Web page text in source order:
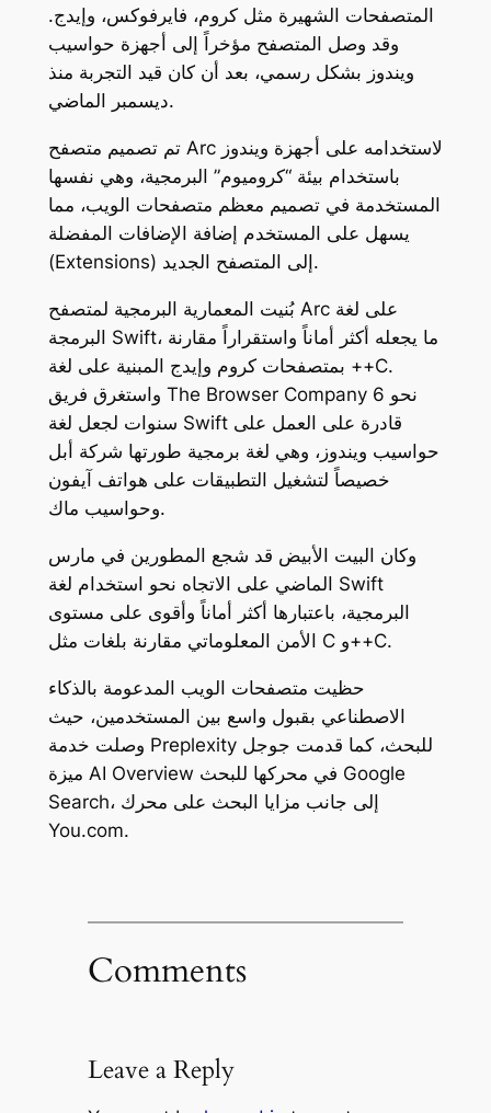
المتصفحات الشهيرة مثل كروم، فايرفوكس، وإيدج.
وقد وصل المتصفح مؤخراً إلى أجهزة حواسيب
ويندوز بشكل رسمي، بعد أن كان قيد التجربة منذ
ديسمبر الماضي.
تم تصميم متصفح Arc لاستخدامه على أجهزة ويندوز
باستخدام بيئة “كروميوم” البرمجية، وهي نفسها
المستخدمة في تصميم معظم متصفحات الويب، مما
يسهل على المستخدم إضافة الإضافات المفضلة
(Extensions) إلى المتصفح الجديد.
بُنيت المعمارية البرمجية لمتصفح Arc على لغة
البرمجة Swift، ما يجعله أكثر أماناً واستقراراً مقارنة
بمتصفحات كروم وإيدج المبنية على لغة ++C.
واستغرق فريق The Browser Company نحو 6
سنوات لجعل لغة Swift قادرة على العمل على
حواسيب ويندوز، وهي لغة برمجية طورتها شركة أبل
خصيصاً لتشغيل التطبيقات على هواتف آيفون
وحواسيب ماك.
وكان البيت الأبيض قد شجع المطورين في مارس
الماضي على الاتجاه نحو استخدام لغة Swift
البرمجية، باعتبارها أكثر أماناً وأقوى على مستوى
الأمن المعلوماتي مقارنة بلغات مثل C و++C.
حظيت متصفحات الويب المدعومة بالذكاء
الاصطناعي بقبول واسع بين المستخدمين، حيث
وصلت خدمة Preplexity للبحث، كما قدمت جوجل
ميزة AI Overview في محركها للبحث Google
Search، إلى جانب مزايا البحث على محرك
You.com.
Comments
Leave a Reply